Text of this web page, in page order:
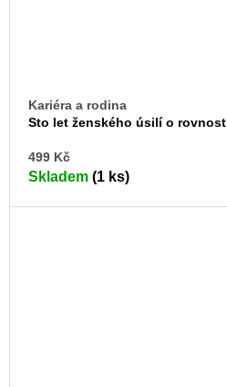
Kariéra a rodina
Sto let ženského úsilí o rovnost
499 Kč
Skladem (1 ks)